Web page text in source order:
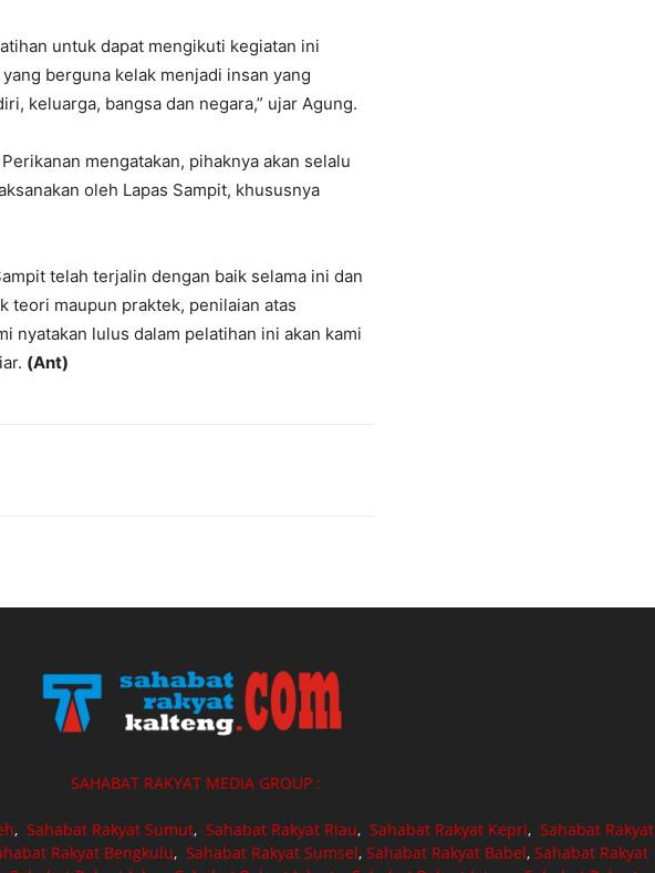
untuk dapat mengikuti kegiatan ini
berguna kelak menjadi insan yang
keluarga, bangsa dan negara,” ujar Agung.
mengatakan, pihaknya akan selalu
oleh Lapas Sampit, khususnya
telah terjalin dengan baik selama ini dan
teori maupun praktek, penilaian atas
nyatakan lulus dalam pelatihan ini akan kami
(Ant)
SAHABAT RAKYAT MEDIA GROUP :
, Sahabat Rakyat Sumut, Sahabat Rakyat Riau, Sahabat Rakyat Kepri, Sahabat Rakyat
Rakyat Bengkulu,Sahabat Rakyat Sumsel,Sahabat Rakyat Babel,Sahabat Rakyat